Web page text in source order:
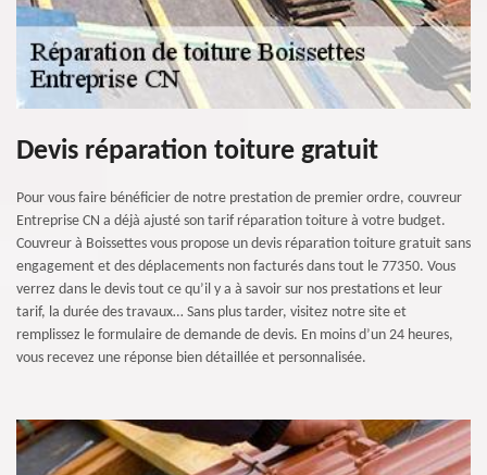
Devis réparation toiture gratuit
Pour vous faire bénéficier de notre prestation de premier ordre, couvreur
Entreprise CN a déjà ajusté son tarif réparation toiture à votre budget.
Couvreur à Boissettes vous propose un devis réparation toiture gratuit sans
engagement et des déplacements non facturés dans tout le 77350. Vous
verrez dans le devis tout ce qu’il y a à savoir sur nos prestations et leur
tarif, la durée des travaux… Sans plus tarder, visitez notre site et
remplissez le formulaire de demande de devis. En moins d’un 24 heures,
vous recevez une réponse bien détaillée et personnalisée.